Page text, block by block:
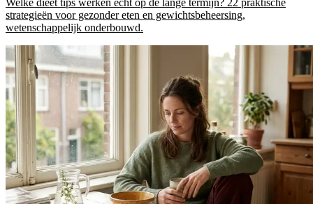
strategieën voor gezonder eten en gewichtsbeheersing,
wetenschappelijk onderbouwd.